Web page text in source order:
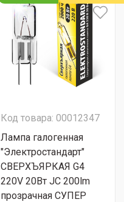
Код товара: 00012347
Лампа галогенная
"Электростандарт"
СВЕРХЪЯРКАЯ G4
220V 20Вт JC 200lm
прозрачная СУПЕР